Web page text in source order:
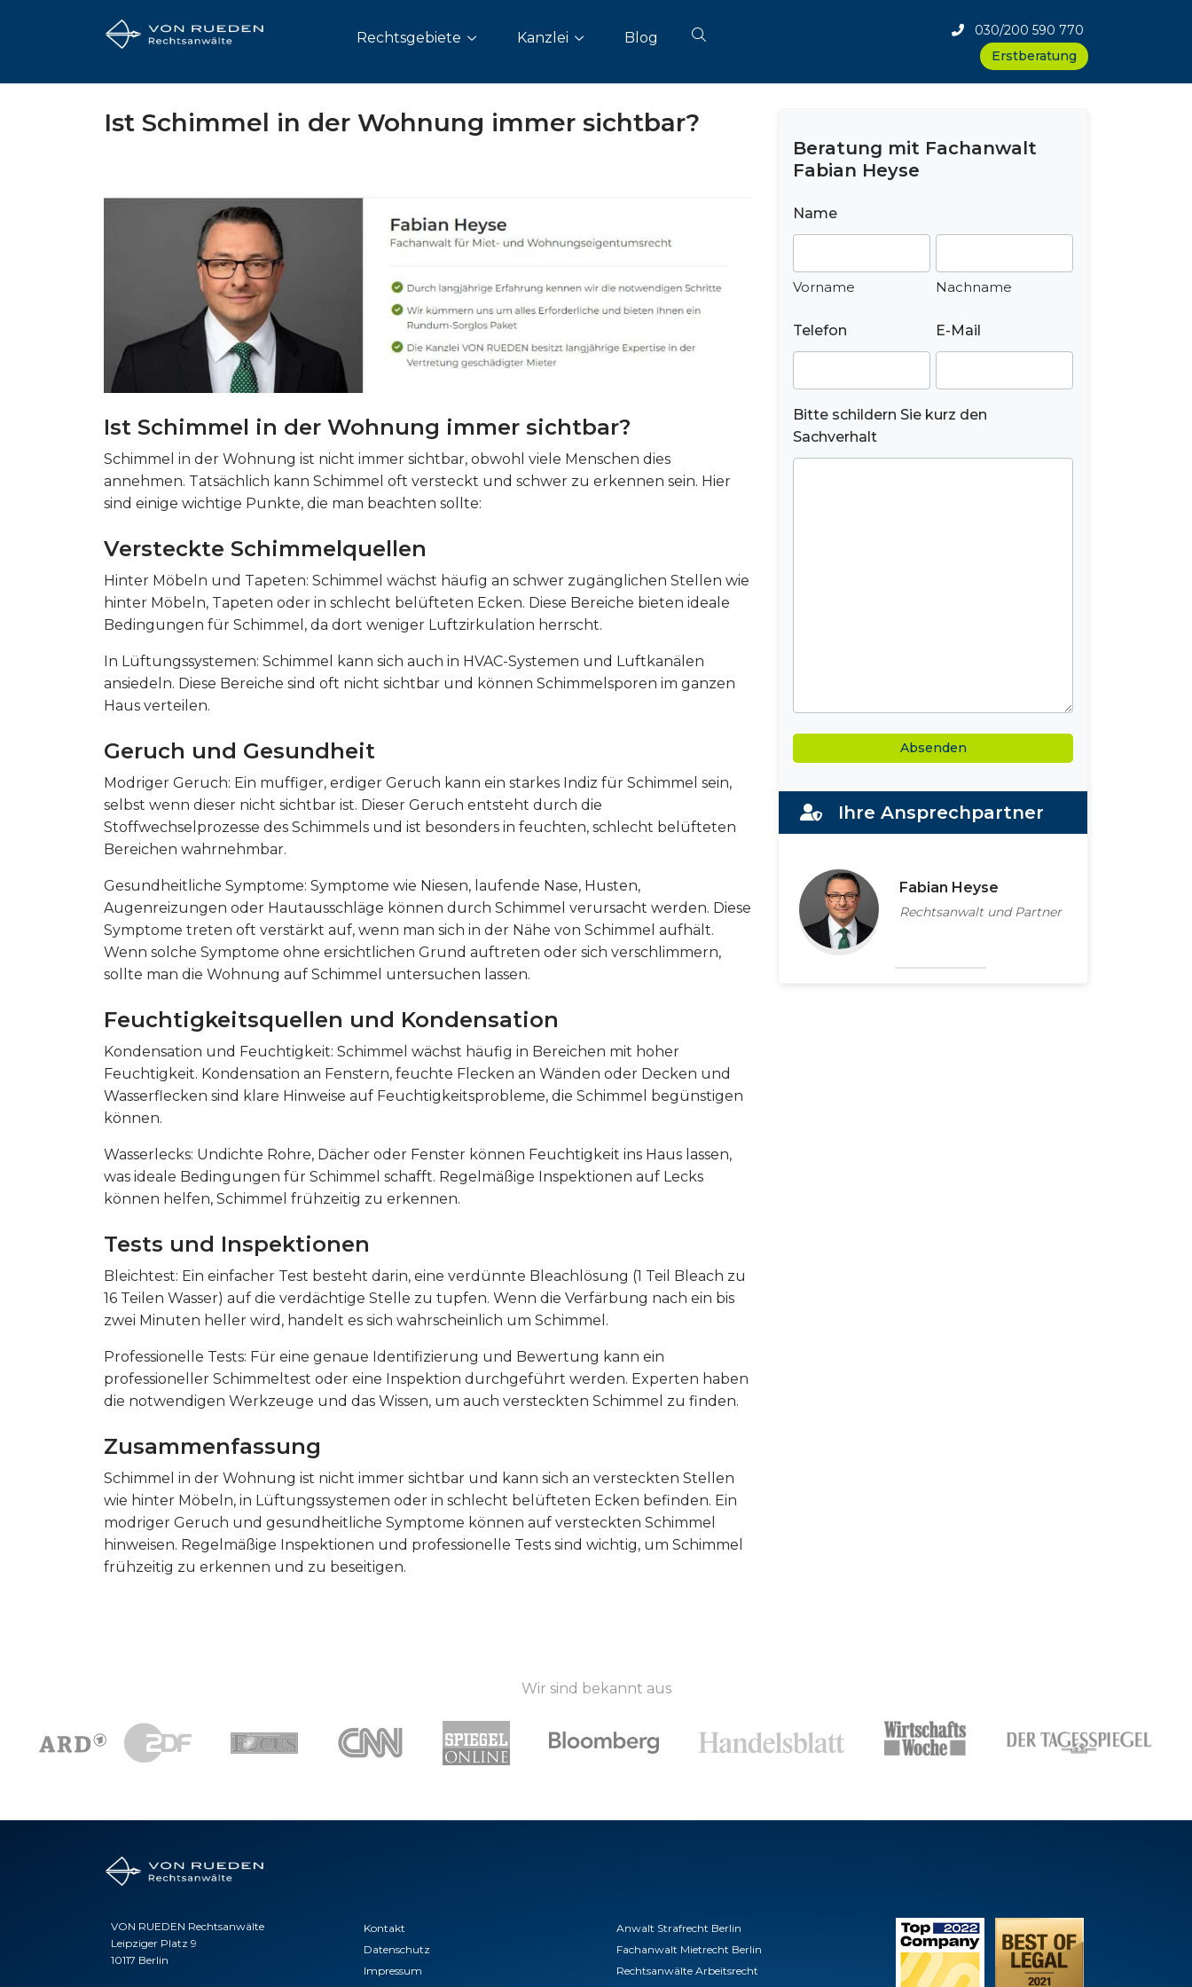
Rechtsgebiete Kanzlei Blog
030/200 590 770
Erstberatung
Ist Schimmel in der Wohnung immer sichtbar?
Ist Schimmel in der Wohnung immer sichtbar?
Schimmel in der Wohnung ist nicht immer sichtbar, obwohl viele Menschen dies
annehmen. Tatsächlich kann Schimmel oft versteckt und schwer zu erkennen sein. Hier
sind einige wichtige Punkte, die man beachten sollte:
Versteckte Schimmelquellen
Hinter Möbeln und Tapeten: Schimmel wächst häufig an schwer zugänglichen Stellen wie
hinter Möbeln, Tapeten oder in schlecht belüfteten Ecken. Diese Bereiche bieten ideale
Bedingungen für Schimmel, da dort weniger Luftzirkulation herrscht.
In Lüftungssystemen: Schimmel kann sich auch in HVAC-Systemen und Luftkanälen
ansiedeln. Diese Bereiche sind oft nicht sichtbar und können Schimmelsporen im ganzen
Haus verteilen.
Geruch und Gesundheit
Modriger Geruch: Ein muffiger, erdiger Geruch kann ein starkes Indiz für Schimmel sein,
selbst wenn dieser nicht sichtbar ist. Dieser Geruch entsteht durch die
Stoffwechselprozesse des Schimmels und ist besonders in feuchten, schlecht belüfteten
Bereichen wahrnehmbar.
Gesundheitliche Symptome: Symptome wie Niesen, laufende Nase, Husten,
Augenreizungen oder Hautausschläge können durch Schimmel verursacht werden. Diese
Symptome treten oft verstärkt auf, wenn man sich in der Nähe von Schimmel aufhält.
Wenn solche Symptome ohne ersichtlichen Grund auftreten oder sich verschlimmern,
sollte man die Wohnung auf Schimmel untersuchen lassen.
Feuchtigkeitsquellen und Kondensation
Kondensation und Feuchtigkeit: Schimmel wächst häufig in Bereichen mit hoher
Feuchtigkeit. Kondensation an Fenstern, feuchte Flecken an Wänden oder Decken und
Wasserflecken sind klare Hinweise auf Feuchtigkeitsprobleme, die Schimmel begünstigen
können.
Wasserlecks: Undichte Rohre, Dächer oder Fenster können Feuchtigkeit ins Haus lassen,
was ideale Bedingungen für Schimmel schafft. Regelmäßige Inspektionen auf Lecks
können helfen, Schimmel frühzeitig zu erkennen.
Tests und Inspektionen
Bleichtest: Ein einfacher Test besteht darin, eine verdünnte Bleachlösung (1 Teil Bleach zu
16 Teilen Wasser) auf die verdächtige Stelle zu tupfen. Wenn die Verfärbung nach ein bis
zwei Minuten heller wird, handelt es sich wahrscheinlich um Schimmel.
Professionelle Tests: Für eine genaue Identifizierung und Bewertung kann ein
professioneller Schimmeltest oder eine Inspektion durchgeführt werden. Experten haben
die notwendigen Werkzeuge und das Wissen, um auch versteckten Schimmel zu finden.
Zusammenfassung
Schimmel in der Wohnung ist nicht immer sichtbar und kann sich an versteckten Stellen
wie hinter Möbeln, in Lüftungssystemen oder in schlecht belüfteten Ecken befinden. Ein
modriger Geruch und gesundheitliche Symptome können auf versteckten Schimmel
hinweisen. Regelmäßige Inspektionen und professionelle Tests sind wichtig, um Schimmel
frühzeitig zu erkennen und zu beseitigen.
Beratung mit Fachanwalt
Fabian Heyse
Name
Vorname Nachname
Telefon E-Mail
Bitte schildern Sie kurz den
Sachverhalt
Alternative:
Ihre Ansprechpartner
Fabian Heyse
Rechtsanwalt und Partner
Wir sind bekannt aus
VON RUEDEN Rechtsanwälte
Leipziger Platz 9
10117 Berlin
Kontakt
Datenschutz
Impressum
Anwalt Strafrecht Berlin
Fachanwalt Mietrecht Berlin
Rechtsanwälte Arbeitsrecht